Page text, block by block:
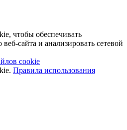
чтобы обеспечивать
сайта и анализировать сетевой
cookie
Правила использования